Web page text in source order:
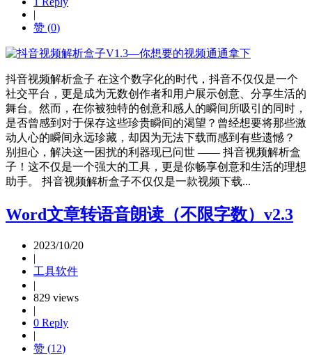
|
赞 (0)
抖音视频解析盒子 在这个数字化的时代，抖音不仅仅是一个
社交平台，更是成为无数创作者和用户展示创意、分享生活的
舞台。然而，在你被独特的创意和感人的瞬间所吸引的同时，
是否曾感到对于保存这些珍贵瞬间的渴望？曾经想要将那些激
动人心的瞬间永远珍藏，却因为无法下载而感到有些遗憾？
别担心，解决这一困扰的利器现已问世 —— 抖音视频解析盒
子！这不仅是一个强大的工具，更是你畅享创意和生活的理想
助手。 抖音视频解析盒子不仅仅是一款视频下载...
Word文章转语音朗读（不限字数）v2.3
2023/10/20
|
工具软件
|
829 views
|
0 Reply
|
赞 (12)